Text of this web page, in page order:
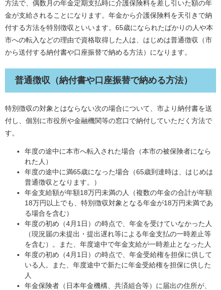
方法で、偶数月の年金定期支払時に介護保険料を差し引いた額の年
金が支給されることになります。年金から介護保険料を天引きで納
付する方法を特別徴収といいます。65歳になられたばかりの人や本
市への転入などの理由で資格取得した人は、はじめは普通徴収（市
から送付する納付書や口座振替で納める方法）になります。
普通徴収（納付書や口座振替で納める方法）
特別徴収の対象とはならない次の場合について、市より納付書を送
付し、個別に市役所や金融機関等の窓口で納付していただく方法で
す。
年度の途中に本市へ転入された場合（本市の被保険者になら
れた人）
年度の途中に満65歳になった場合（65歳到達時は、はじめは
普通徴収となります。）
年金支給額が年額18万円未満の人（複数の年金の合計が年額
18万円以上でも、特別徴収対象となる年金が18万円未満であ
る場合を含む）
年度の初め（4月1日）の時点で、年金を受けていなかった人
（現況届の未提出・提出遅れ等による年金支払の一時差止等
を含む）。また、年度途中で年金支給が一時差止となった人
年度の初め（4月1日）の時点で、年金受給権を担保に供して
いる人。また、年度途中で新たに年金受給権を担保に供した
人
年金保険者（日本年金機構、共済組合等）に届出の住所が、